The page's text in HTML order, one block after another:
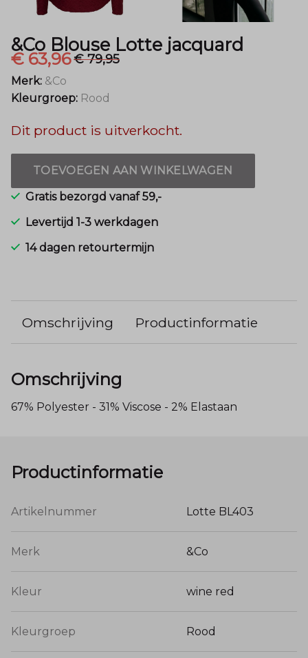
&Co Blouse Lotte jacquard
€ 63,96€ 79,95
Merk: &Co
Kleurgroep: Rood
Dit product is uitverkocht.
TOEVOEGEN AAN WINKELWAGEN
Gratis bezorgd vanaf 59,-
Levertijd 1-3 werkdagen
14 dagen retourtermijn
Omschrijving Productinformatie
Omschrijving
67% Polyester - 31% Viscose - 2% Elastaan
Productinformatie
Artikelnummer Lotte BL403
Merk &Co
Kleur wine red
Kleurgroep Rood